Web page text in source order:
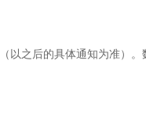
以之后的具体通知为准）